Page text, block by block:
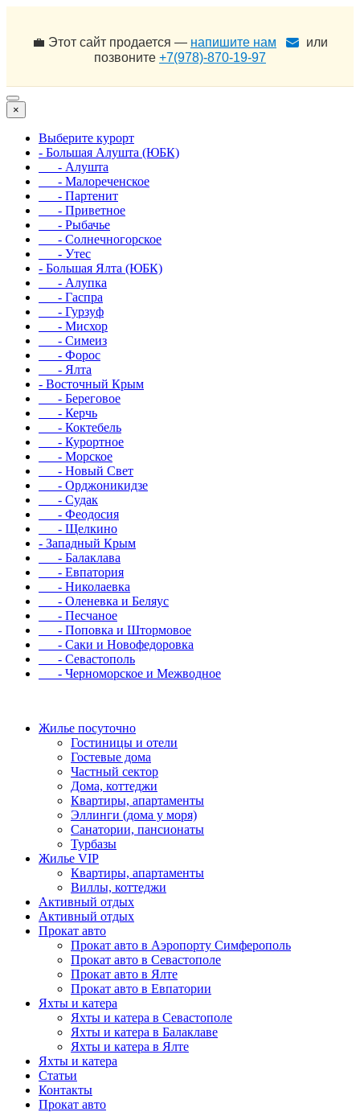
💼 Этот сайт продается — напишите нам
или
позвоните +7(978)-870-19-97
×
Выберите курорт
- Большая Алушта (ЮБК)
- Алушта
- Малореченское
- Партенит
- Приветное
- Рыбачье
- Солнечногорское
- Утес
- Большая Ялта (ЮБК)
- Алупка
- Гаспра
- Гурзуф
- Мисхор
- Симеиз
- Форос
- Ялта
- Восточный Крым
- Береговое
- Керчь
- Коктебель
- Курортное
- Морское
- Новый Свет
- Орджоникидзе
- Судак
- Феодосия
- Щелкино
- Западный Крым
- Балаклава
- Евпатория
- Николаевка
- Оленевка и Беляус
- Песчаное
- Поповка и Штормовое
- Саки и Новофедоровка
- Севастополь
- Черноморское и Межводное
Жилье посуточно
Гостиницы и отели
Гостевые дома
Частный сектор
Дома, коттеджи
Квартиры, апартаменты
Эллинги (дома у моря)
Санатории, пансионаты
Турбазы
Жилье VIP
Квартиры, апартаменты
Виллы, коттеджи
Активный отдых
Активный отдых
Прокат авто
Прокат авто в Аэропорту Симферополь
Прокат авто в Севастополе
Прокат авто в Ялте
Прокат авто в Евпатории
Яхты и катера
Яхты и катера в Севастополе
Яхты и катера в Балаклаве
Яхты и катера в Ялте
Яхты и катера
Статьи
Контакты
Прокат авто